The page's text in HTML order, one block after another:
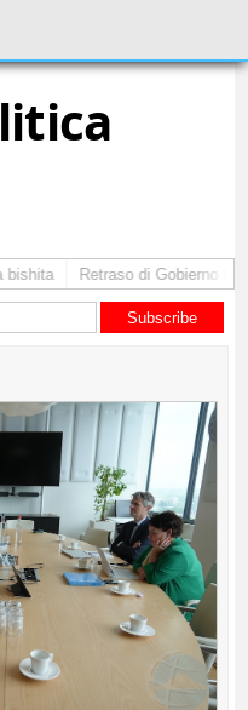
Retraso di Gobierno ta
Subscribe